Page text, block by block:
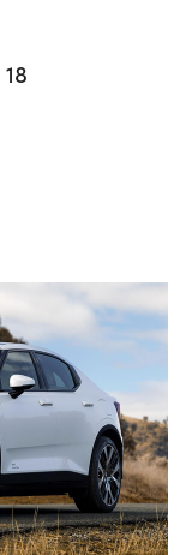
18